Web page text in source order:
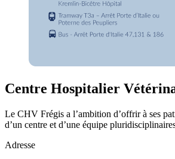
Centre Hospitalier
Le CHV Frégis a l’ambition d’offrir à ses
d’un centre et d’une équipe
Adresse